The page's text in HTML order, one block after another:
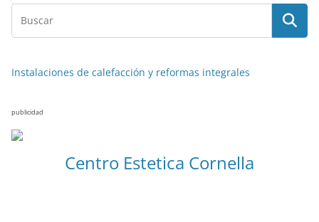
Instalaciones de calefacción y reformas integrales
publicidad
Centro Estetica Cornella